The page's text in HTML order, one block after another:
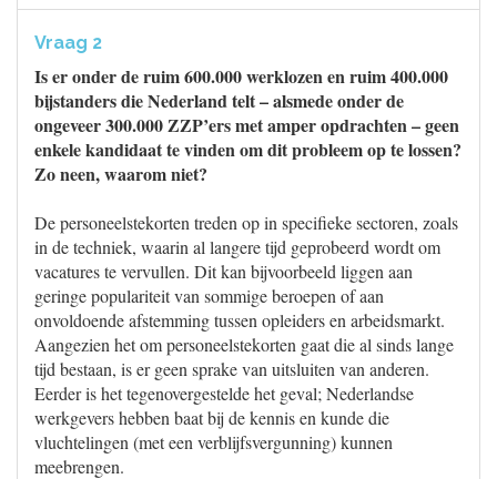
Vraag 2
Is er onder de ruim 600.000 werklozen en ruim 400.000
bijstanders die Nederland telt – alsmede onder de
ongeveer 300.000 ZZP’ers met amper opdrachten – geen
enkele kandidaat te vinden om dit probleem op te lossen?
Zo neen, waarom niet?
De personeelstekorten treden op in specifieke sectoren, zoals
in de techniek, waarin al langere tijd geprobeerd wordt om
vacatures te vervullen. Dit kan bijvoorbeeld liggen aan
geringe populariteit van sommige beroepen of aan
onvoldoende afstemming tussen opleiders en arbeidsmarkt.
Aangezien het om personeelstekorten gaat die al sinds lange
tijd bestaan, is er geen sprake van uitsluiten van anderen.
Eerder is het tegenovergestelde het geval; Nederlandse
werkgevers hebben baat bij de kennis en kunde die
vluchtelingen (met een verblijfsvergunning) kunnen
meebrengen.